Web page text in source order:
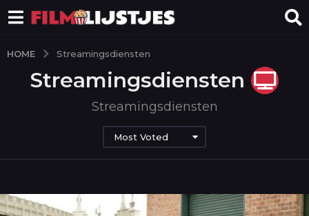
HOME Streamingsdiensten
Streamingsdiensten
Streamingsdiensten
Most Voted